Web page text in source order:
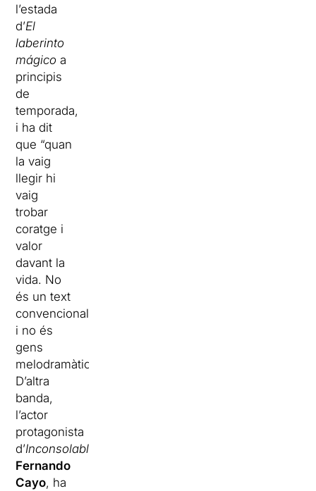
l’estada
d’El
laberinto
mágico a
principis
de
temporada,
i ha dit
que “quan
la vaig
llegir hi
vaig
trobar
coratge i
valor
davant la
vida. No
és un text
convencional
i no és
gens
melodramàtic”.
D’altra
banda,
l’actor
protagonista
d’Inconsolable
Fernando
Cayo, ha